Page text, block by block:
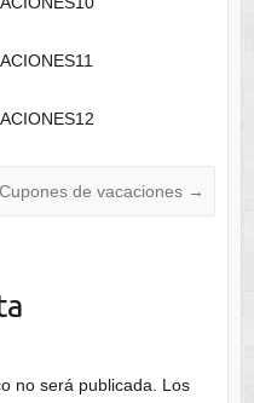
Cupones de vacaciones →
no será publicada. Los